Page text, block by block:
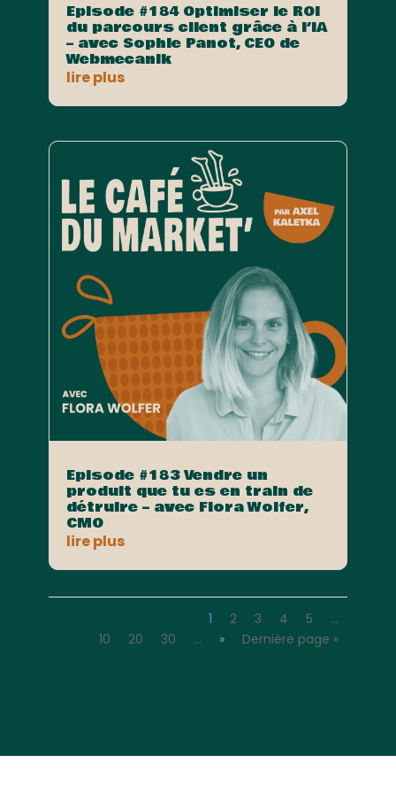
Episode #184 Optimiser le ROI
du parcours client grâce à l’IA
– avec Sophie Panot, CEO de
Webmecanik
lire plus
Episode #183 Vendre un
produit que tu es en train de
détruire – avec Flora Wolfer,
CMO
lire plus
1 2 3 4 5
…
10
20 30 … » Dernière page »